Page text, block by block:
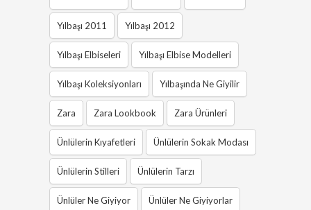
Yılbaşı 2011 Yılbaşı 2012
Yılbaşı Elbiseleri Yılbaşı Elbise Modelleri
Yılbaşı Koleksiyonları Yılbaşında Ne Giyilir
Zara Zara Lookbook Zara Ürünleri
Ünlülerin Kıyafetleri Ünlülerin Sokak Modası
Ünlülerin Stilleri Ünlülerin Tarzı
Ünlüler Ne Giyiyor Ünlüler Ne Giyiyorlar